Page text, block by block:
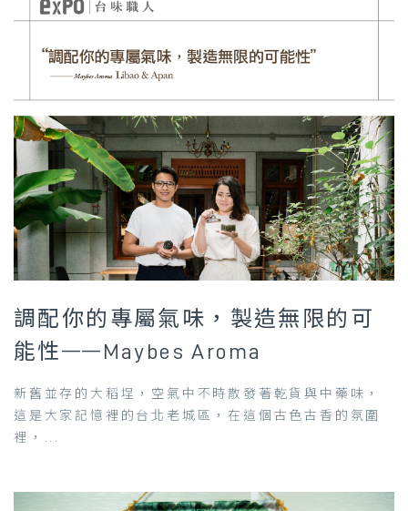
調配你的專屬氣味，製造無限的可
能性——Maybes Aroma
新舊並存的大稻埕，空氣中不時散發著乾貨與中藥味，
這是大家記憶裡的台北老城區，在這個古色古香的氛圍
裡，...